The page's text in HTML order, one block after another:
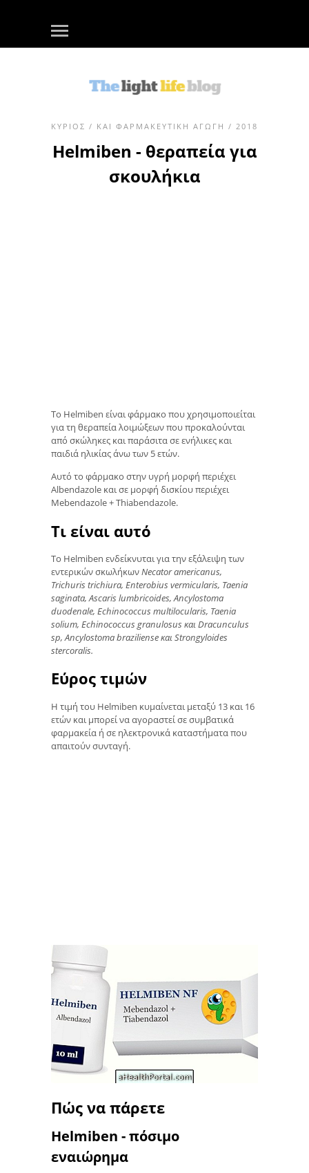
ΚΎΡΙΟΣ / ΚΑΙ ΦΑΡΜΑΚΕΥΤΙΚΉ ΑΓΩΓΉ / 2018
Helmiben - θεραπεία για
σκουλήκια
Το Helmiben είναι φάρμακο που χρησιμοποιείται
για τη θεραπεία λοιμώξεων που προκαλούνται
από σκώληκες και παράσιτα σε ενήλικες και
παιδιά ηλικίας άνω των 5 ετών.
Αυτό το φάρμακο στην υγρή μορφή περιέχει
Albendazole και σε μορφή δισκίου περιέχει
Mebendazole + Thiabendazole.
Τι είναι αυτό
Το Helmiben ενδείκνυται για την εξάλειψη των
εντερικών σκωλήκωνNecator americanus,
Trichuris trichiura, Enterobius vermicularis, Taenia
saginata, Ascaris lumbricoides, Ancylostoma
duodenale, Echinococcus multilocularis, Taenia
solium, Echinococcus granulosus και Dracunculus
sp, Ancylostoma braziliense και Strongyloides
stercoralis.
Εύρος τιμών
Η τιμή του Helmiben κυμαίνεται μεταξύ 13 και 16
ετών και μπορεί να αγοραστεί σε συμβατικά
φαρμακεία ή σε ηλεκτρονικά καταστήματα που
απαιτούν συνταγή.
Πώς να πάρετε
Helmiben - πόσιμο
εναιώρημα